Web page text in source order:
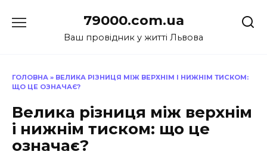
до
79000.com.ua
Ваш провідник у житті Львова
ГОЛОВНА » ВЕЛИКА РІЗНИЦЯ МІЖ ВЕРХНІМ І НИЖНІМ ТИСКОМ:
ЩО ЦЕ ОЗНАЧАЄ?
Велика різниця між верхнім
і нижнім тиском: що це
означає?